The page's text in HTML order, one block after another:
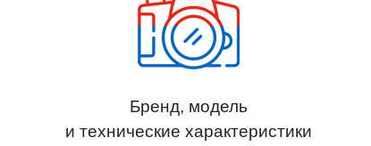
Бренд, модель
и технические характеристики